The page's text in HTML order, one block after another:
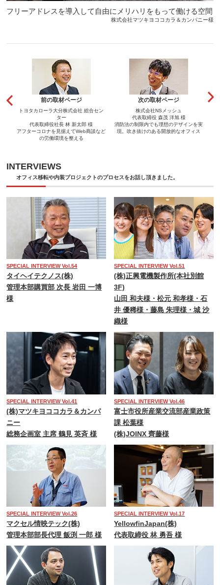
フリーアドレスを導入して自由にメリハリをもって働ける空間
株式会社マツキヨココカラ＆カンパニー様
前の取材ページ
トヨタカローラ大分株式会社 総合セン
ター
代表取締役社長 林 新太郎 様
アフターコロナを見据えてWeb商談など
の労働環境を整える
次の取材ページ
株式会社NSメッシュ
代表取締役 森茂 洋旭 様
消防法の制限内でも理想のデザインを実
現。吹き抜けのある開放的なオフィス
INTERVIEWS
オフィス移転や内装プロジェクトのプロセスをお話し頂きました。
SPECIAL INTERVIEW Vol.54
タイヘイテクノス(株)
管理本部購買部 次長 岩田 一博
様
SPECIAL INTERVIEW Vol.51
(株)正興電機製作所(本社別館
3F)
山田 和夫様・松元 和孝様・石
井 優稀様・藤島 朱理様・城 沙
織様
SPECIAL INTERVIEW Vol.41
(株)マツキヨココカラ＆カンパ
ニー
総務企画室 主席 鶴見 英斉 様
SPECIAL INTERVIEW Vol.46
富士市役所産業交流部産業政策
課 松葉様
(株)JOINX 齊藤様
SPECIAL INTERVIEW Vol.26
マクセル情映テック(株)
管理本部部長代理 飯渕 一郎 様
SPECIAL INTERVIEW Vol.17
YellowfinJapan(株)
代表取締役 林 勇吾 様